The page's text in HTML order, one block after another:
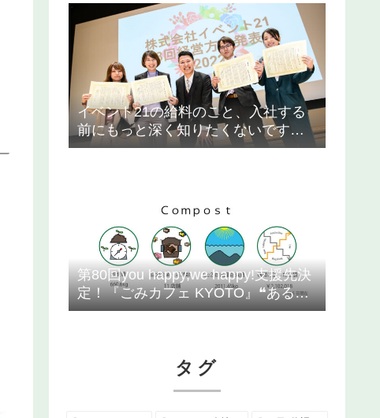
イベント21の給料のこと、入社する
前にもっと深く知りたくないです
か？
第80回you happy,we happy!支援先決
定！『ごみカフェ KYOTO』❝あるも
のを活かす❞ をコンセプトに、京都の
タグ